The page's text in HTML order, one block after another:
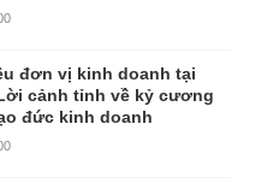
đơn vị kinh doanh tại
cảnh tỉnh về kỷ cương
đức kinh doanh